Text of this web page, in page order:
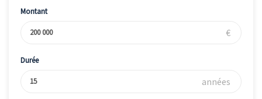
Montant
€
Durée
années